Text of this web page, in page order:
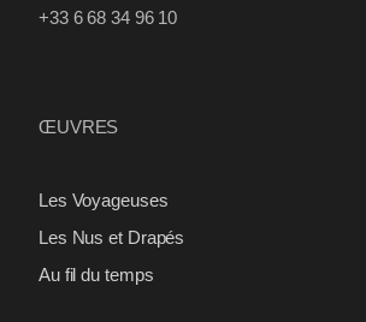
+33 6 68 34 96 10
ŒUVRES
Les Voyageuses
Les Nus et Drapés
Au fil du temps